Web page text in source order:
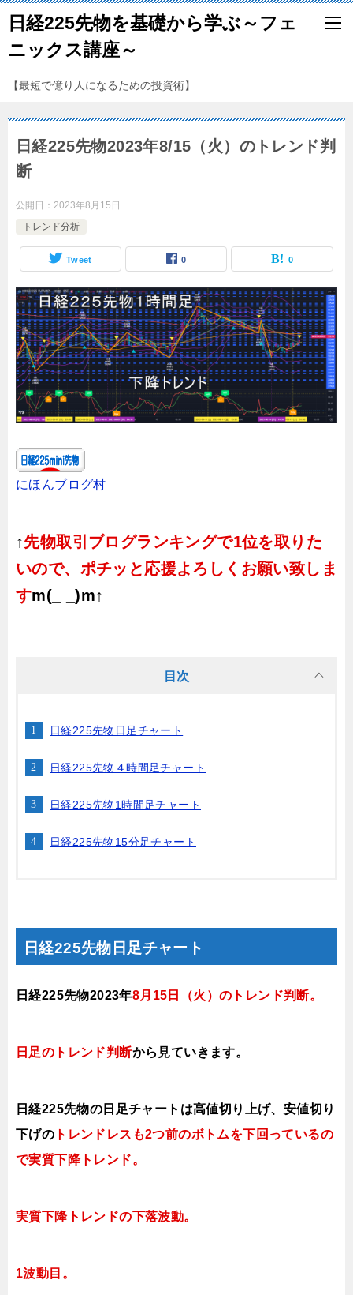
日経225先物を基礎から学ぶ～フェ
ニックス講座～
【最短で億り人になるための投資術】
日経225先物2023年8/15（火）のトレンド判
断
公開日： 2023年8月15日
トレンド分析
Tweet 0 0
にほんブログ村
↑先物取引ブログランキングで1位を取りた
いので、ポチッと応援よろしくお願い致しま
すm(_ _)m↑
目次
日経225先物日足チャート
日経225先物４時間足チャート
日経225先物1時間足チャート
日経225先物15分足チャート
日経225先物日足チャート
日経225先物2023年8月15 日（火）のトレンド判断。
日足のトレンド判断から見ていきます。
日経225先物の日足チャートは高値切り上げ、安値切り
下げの トレンドレスも2つ前のボトムを下回っているの
で実質下降トレンド。
実質下降トレンドの下落波動。
1波動目。